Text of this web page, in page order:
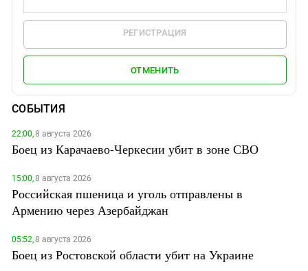
РЕГИСТРАЦИЯ
ОТМЕНИТЬ
СОБЫТИЯ
22:00,8 августа 2026
Боец из Карачаево-Черкесии убит в зоне СВО
15:00,8 августа 2026
Российская пшеница и уголь отправлены в
Армению через Азербайджан
05:52,8 августа 2026
Боец из Ростовской области убит на Украине